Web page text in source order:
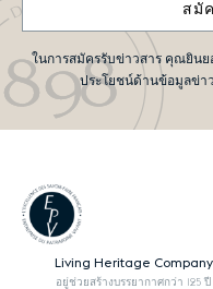
สมั
ในการสมัครรับข่าวสาร คุณยินย
ประโยชน์ด้านข้อมูลข่าว
Living Heritage Company
อยู่ช่วยสร้างบรรยากาศกว่า 125 ปี